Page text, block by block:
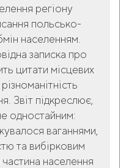
регіону
польсько-
населенням.
записка про
цитати місцевих
Звіт підкреслює,
одностайним:
ваганнями,
та вибірковим
населення